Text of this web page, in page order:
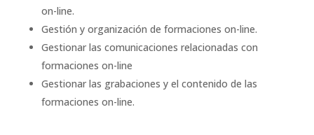
on-line.
Gestión y organización de formaciones on-line.
Gestionar las comunicaciones relacionadas con
formaciones on-line
Gestionar las grabaciones y el contenido de las
formaciones on-line.